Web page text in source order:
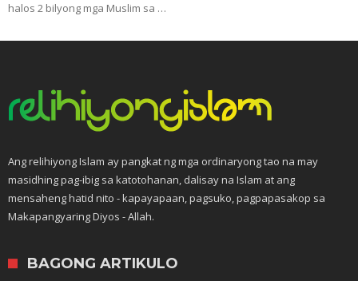
halos 2 bilyong mga Muslim sa …
Ang relihiyong Islam ay pangkat ng mga ordinaryong tao na may
masidhing pag-ibig sa katotohanan, dalisay na Islam at ang
mensaheng hatid nito - kapayapaan, pagsuko, pagpapasakop sa
Makapangyaring Diyos - Allah.
BAGONG ARTIKULO